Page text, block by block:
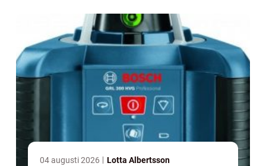
04 augusti 2026 Lotta Albertsson